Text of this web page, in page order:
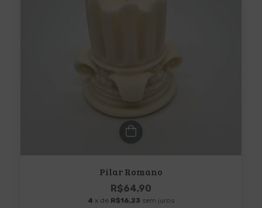
Pilar Romano
R$64,90
4 x de R$16,23 sem juros